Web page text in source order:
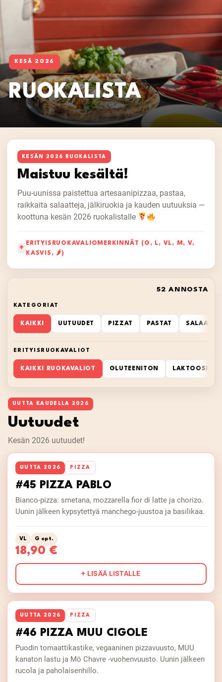
KESÄ 2026
RUOKALISTA
KESÄN 2026 RUOKALISTA
Maistuu kesältä!
Puu-uunissa paistettua artesaanipizzaa, pastaa,
raikkaita salaatteja, jälkiruokia ja kauden uutuuksia —
koottuna kesän 2026 ruokalistalle
ERITYISRUOKAVALIOMERKINNÄT (G, L, VL, M, V,
KASVIS, 🌶)
52 ANNOSTA
KATEGORIAT
KAIKKI UUTUUDET PIZZAT PASTAT SALAATIT
ERITYISRUOKAVALIOT
KAIKKI RUOKAVALIOT GLUTEENITON
UUTTA KAUDELLA 2026
Uutuudet
Kesän 2026 uutuudet!
UUTTA 2026 PIZZA
#45 PIZZA PABLO
Bianco-pizza: smetana, mozzarella fior di latte ja chorizo.
Uunin jälkeen kypsytettyä manchego-juustoa ja basilikaa.
VL G opt.
18,90 €
+ LISÄÄ LISTALLE
UUTTA 2026 PIZZA
#46 PIZZA MUU CIGOLE
Puodin tomaattikastike, vegaaninen pizzavuusto, MUU
kanaton lastu ja Mö Chavre -vuohenvuusto. Uunin jälkeen
rucola ja paholaisenhillo.